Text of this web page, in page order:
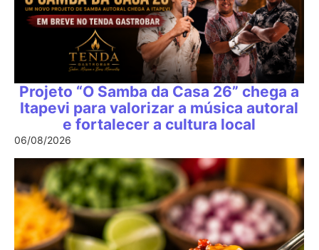
Projeto “O Samba da Casa 26” chega a
Itapevi para valorizar a música autoral
e fortalecer a cultura local
06/08/2026